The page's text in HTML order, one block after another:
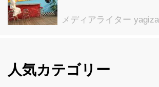
メディアライター yagiza
人気カテゴリー